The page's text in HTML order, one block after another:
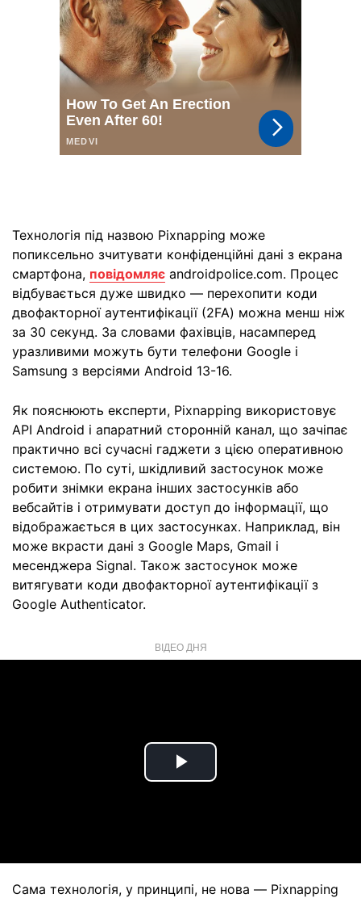
Технологія під назвою Pixnapping може
попиксельно зчитувати конфіденційні дані з екрана
смартфона, повідомляє androidpolice.com. Процес
відбувається дуже швидко — перехопити коди
двофакторної аутентифікації (2FA) можна менш ніж
за 30 секунд. За словами фахівців, насамперед
уразливими можуть бути телефони Google і
Samsung з версіями Android 13-16.
Як пояснюють експерти, Pixnapping використовує
API Android і апаратний сторонній канал, що зачіпає
практично всі сучасні гаджети з цією оперативною
системою. По суті, шкідливий застосунок може
робити знімки екрана інших застосунків або
вебсайтів і отримувати доступ до інформації, що
відображається в цих застосунках. Наприклад, він
може вкрасти дані з Google Maps, Gmail і
месенджера Signal. Також застосунок може
витягувати коди двофакторної аутентифікації з
Google Authenticator.
ВІДЕО ДНЯ
Play
Сама технологія, у принципі, не нова — Pixnapping